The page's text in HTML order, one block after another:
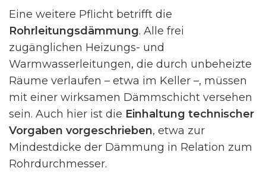
Eine weitere Pflicht betrifft die
Rohrleitungsdämmung. Alle frei
zugänglichen Heizungs- und
Warmwasserleitungen, die durch unbeheizte
Räume verlaufen – etwa im Keller –, müssen
mit einer wirksamen Dämmschicht versehen
sein. Auch hier ist die Einhaltung technischer
Vorgaben vorgeschrieben, etwa zur
Mindestdicke der Dämmung in Relation zum
Rohrdurchmesser.